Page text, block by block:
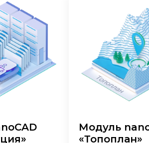
Модуль
«Топоплан»